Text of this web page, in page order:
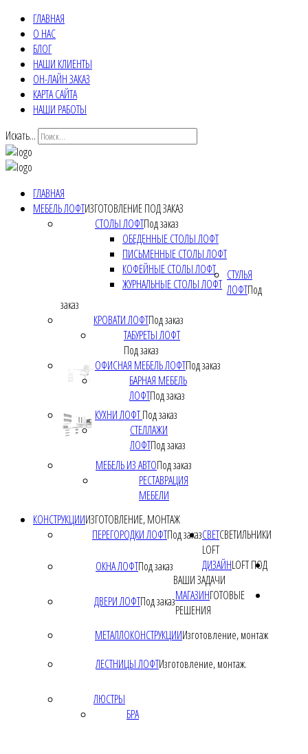
ГЛАВНАЯ
О НАС
БЛОГ
НАШИ КЛИЕНТЫ
ОН-ЛАЙН ЗАКАЗ
КАРТА САЙТА
НАШИ РАБОТЫ
Искать...
ГЛАВНАЯ
МЕБЕЛЬ ЛОФТИЗГОТОВЛЕНИЕ ПОД ЗАКАЗ
СТОЛЫ ЛОФТПод заказ
ОБЕДЕННЫЕ СТОЛЫ ЛОФТ
ПИСЬМЕННЫЕ СТОЛЫ ЛОФТ
КОФЕЙНЫЕ СТОЛЫ ЛОФТ
ЖУРНАЛЬНЫЕ СТОЛЫ ЛОФТ
СТУЛЬЯ
ЛОФТПод
заказ
КРОВАТИ ЛОФТПод заказ
ТАБУРЕТЫ ЛОФТ
Под заказ
ОФИСНАЯ МЕБЕЛЬ ЛОФТПод заказ
БАРНАЯ МЕБЕЛЬ
ЛОФТПод заказ
КУХНИ ЛОФТПод заказ
СТЕЛЛАЖИ
ЛОФТПод заказ
МЕБЕЛЬ ИЗ АВТОПод заказ
РЕСТАВРАЦИЯ
МЕБЕЛИ
КОНСТРУКЦИИИЗГОТОВЛЕНИЕ, МОНТАЖ
ПЕРЕГОРОДКИ ЛОФТПод заказ
ОКНА ЛОФТПод заказ
ДВЕРИ ЛОФТПод заказ
МЕТАЛЛОКОНСТРУКЦИИИзготовление, монтаж
ЛЕСТНИЦЫ ЛОФТИзготовление, монтаж.
СВЕТСВЕТИЛЬНИКИ
LOFT
ЛЮСТРЫ
БРА
ДИЗАЙНLOFT ПОД
ВАШИ ЗАДАЧИ
МАГАЗИНГОТОВЫЕ
РЕШЕНИЯ